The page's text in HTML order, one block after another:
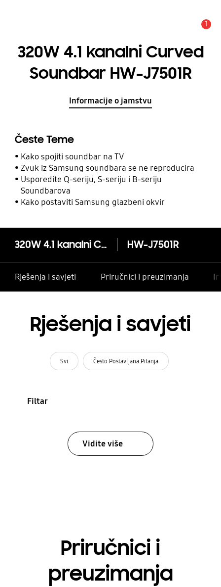
1
320W 4.1 kanalni Curved
Soundbar HW-J7501R
Informacije o jamstvu
Česte Teme
Kako spojiti soundbar na TV
Zvuk iz Samsung soundbara se ne reproducira
Usporedite Q-seriju, S-seriju i B-seriju
Soundbarova
Kako postaviti Samsung glazbeni okvir
320W 4.1 kanalni Curved Soundbar HW-J7501R HW-J7501R
Rješenja i savjeti Priručnici i preuzimanja
Rješenja i savjeti
Svi Često Postavljana Pitanja
Filtar
Vidite više
Priručnici i
preuzimanja